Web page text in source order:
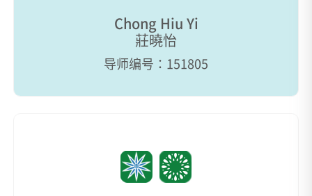
Chong Hiu Yi
莊曉怡
导师编号：151805